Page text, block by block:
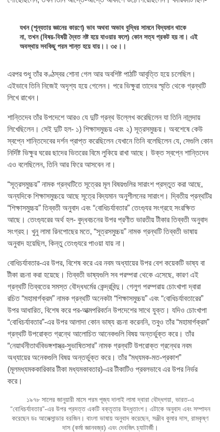
যখন (শূন্যতার জ্ঞানের কারণে) ভাব অথবা অভাব বুদ্ধির সামনে বিদ্যমান থাকে
না, তখন (বিষয়-বিষয়ী দ্বৈত নষ্ট হয়ে যাওয়ার ফলে) কোন সত্য প্রকট হয় না। এই
অবস্থায় সবকিছু পরম শান্ত হয়ে যায়।। ৩৫।।
এরপর শুধু তাঁর কণ্ঠস্বর শোনা গেল আর অবশিষ্ট পাঠটি আবৃত্তি হয়ে চলেছিল।
এইভাবে তিনি নিজেই অদৃশ্য হয়ে গেলেন। পরে ভিক্ষুরা তাদের স্মৃতি থেকে গ্রন্থটি
লিখে রাখেন।
শান্তিদেব তাঁর উপদেশে আরও যে দুটি গ্রন্থ উল্লেখ করেছিলেন যা তিনি নালন্দায়
লিখেছিলেন। সেই দুটি হল- ১) শিক্ষাসমুচ্চয় এবং ২) সূত্রসমুচ্চয়। অবশেষে কেউ
স্বপ্নে শান্তিদেবের দর্শন প্রাপ্ত করেছিলেন যেখানে তিনি বলেছিলেন যে, সেগুলি কোন
নির্দিষ্ট ভিক্ষুর ঘরের ছাদের ভিতরের বিমে লুকিয়ে রাখা আছে। উক্ত স্বপ্নে শান্তিদেব
এও বলেছিলেন, তিনি আর ফিরে আসবেন না।
“সূত্রসমুচ্চয়” নামক গ্রন্থটিতে সূত্রের মূল বিষয়গুলির সারাংশ প্রস্তুত করা আছে,
অন্যদিকে শিক্ষাসমুচ্চয়ে আছে সূত্রে বিদ্যমান অনুশীলনের সারাংশ। দ্বিতীয় প্রন্থটির
“শিক্ষাসমুচ্চয়” তিব্বতী অনুবাদ এবং “বোধিচর্যাবতার” তেংগ্যুর সংগ্রহে সংরক্ষিত
আছে। তেংগ্যুরের অর্থ হল- বুদ্ধবচনের উপর প্রণীত ভারতীয় টীকার তিব্বতী অনুবাদ
সংগ্রহ। খুনু লামা রিনপোছের মতে, “সূত্রসমুচ্চয়” নামক গ্রন্থটি তিব্বতী ভাষায়
অনুবাদ হয়েছিল, কিন্তু তেংগ্যুরে পাওয়া যায় না।
বোধিচর্যাবতার-এর উপর, বিশেষ করে এর নবম অধ্যায়ের উপর বেশ কয়েকটি ভাষ্য বা
টীকা রচনা করা হয়েছে। তিব্বতী ভাষ্যগুলি সব পরম্পরা থেকে এসেছে, কারণ এই
গ্রন্থটি তিব্বতের সমস্ত বৌদ্ধধর্মের কেন্দ্রবিন্দু। গেলুগ পরম্পরায় চোংখাপা দ্বারা
রচিত “মহামার্গক্রম” নামক গ্রন্থটি অনেকটা “শিক্ষাসমুচ্চয়” এবং “বোধিচর্যাবতারের”
উপর আধারিত, বিশেষ করে পর-আত্মপরিবর্তন উপদেশের সাথে যুক্ত। যদিও চোংখাপা
“বোধিচর্যাবতার”-এর উপর আলাদা কোন ভাষ্য রচনা করেননি, তবুও তাঁর “মহামার্গক্রম”
গ্রন্থটি উপরোক্ত গ্রন্থে আলোচিত আনেকগুলি বিষয় অন্তর্ভুক্ত করে। তাঁর
“নেয়ার্থনীতার্থবিভঙ্গশাস্ত্র-সুভাষিতসার” নামক গ্রন্থটি উপরোক্ত গ্রন্থের নবম
অধ্যায়ের অনেকগুলি বিষয় অন্তর্ভুক্ত করে। তাঁর “মধ্যমক-মত-প্রকাশ”
(মূলমধ্যমককারিকার টীকা মধ্যমকাবতার)-এর টীকাটিও প্রবলভাবে এর উপর নির্ভর
করে।
১৯৭৮ সালের জানুয়ারী মাসে পরম পূজ্য দালাই লামা দ্বারা বৌদ্ধগয়া, ভারত-এ
“বোধিচর্যাবতার”-এর উপর প্রদত্ত একটি বক্তৃতার উদ্ধৃতাংশ। এটাকে অনুবাদ এবং সম্পাদন
করেছেন ডঃ আলেক্সান্ডার বরজিন। বাংলা ভাষায় অনুবাদ করেছেন, সঞ্জীব কুমার দাস, রামকৃষ্ণ
দাস (কর্মা জ্ঞানবজ্র) এবং দেবজিৎ চ্যাটার্জী।